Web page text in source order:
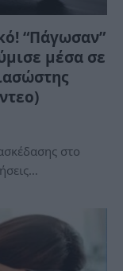
“Πάγωσαν”
μέσα σε
στο